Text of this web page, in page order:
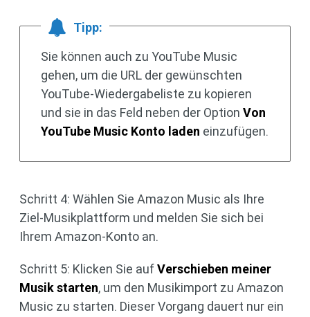
Tipp:
Sie können auch zu YouTube Music
gehen, um die URL der gewünschten
YouTube-Wiedergabeliste zu kopieren
und sie in das Feld neben der Option Von
YouTube Music Konto laden einzufügen.
Schritt 4: Wählen Sie Amazon Music als Ihre
Ziel-Musikplattform und melden Sie sich bei
Ihrem Amazon-Konto an.
Schritt 5: Klicken Sie aufVerschieben meiner
Musik starten, um den Musikimport zu Amazon
Music zu starten. Dieser Vorgang dauert nur ein